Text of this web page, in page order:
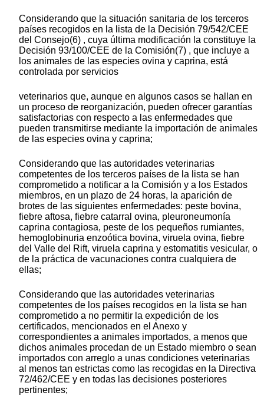
Considerando que la situación sanitaria de los terceros
países recogidos en la lista de la Decisión 79/542/CEE
del Consejo(6) , cuya última modificación la constituye la
Decisión 93/100/CEE de la Comisión(7) , que incluye a
los animales de las especies ovina y caprina, está
controlada por servicios
veterinarios que, aunque en algunos casos se hallan en
un proceso de reorganización, pueden ofrecer garantías
satisfactorias con respecto a las enfermedades que
pueden transmitirse mediante la importación de animales
de las especies ovina y caprina;
Considerando que las autoridades veterinarias
competentes de los terceros países de la lista se han
comprometido a notificar a la Comisión y a los Estados
miembros, en un plazo de 24 horas, la aparición de
brotes de las siguientes enfermedades: peste bovina,
fiebre aftosa, fiebre catarral ovina, pleuroneumonía
caprina contagiosa, peste de los pequeños rumiantes,
hemoglobinuria enzoótica bovina, viruela ovina, fiebre
del Valle del Rift, viruela caprina y estomatitis vesicular, o
de la práctica de vacunaciones contra cualquiera de
ellas;
Considerando que las autoridades veterinarias
competentes de los países recogidos en la lista se han
comprometido a no permitir la expedición de los
certificados, mencionados en el Anexo y
correspondientes a animales importados, a menos que
dichos animales procedan de un Estado miembro o sean
importados con arreglo a unas condiciones veterinarias
al menos tan estrictas como las recogidas en la Directiva
72/462/CEE y en todas las decisiones posteriores
pertinentes;